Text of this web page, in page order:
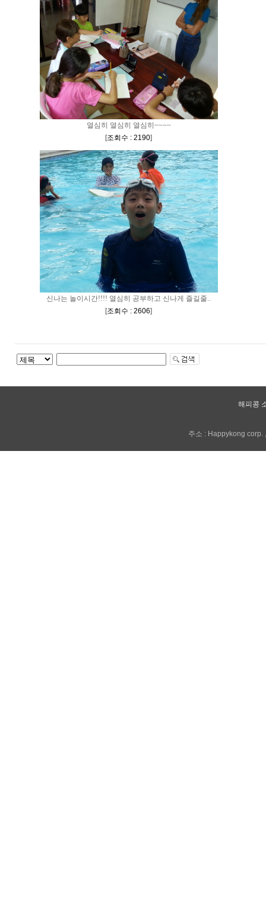
열심히 열심히 열심히~~~~
[조회수 : 2190]
신나는 놀이시간!!!! 열심히 공부하고 신나게 즐길줄..
[조회수 : 2606]
해피콩
주소 : Happykong